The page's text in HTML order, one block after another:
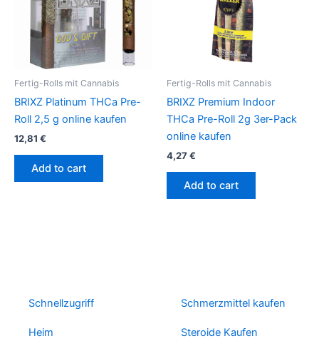
Fertig-Rolls mit Cannabis
BRIXZ Platinum THCa Pre-
Roll 2,5 g online kaufen
12,81 €
Add to cart
Fertig-Rolls mit Cannabis
BRIXZ Premium Indoor
THCa Pre-Roll 2g 3er-Pack
online kaufen
4,27€
Add to cart
Schnellzugriff
Heim
Schmerzmittel kaufen
Steroide Kaufen